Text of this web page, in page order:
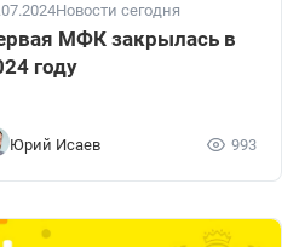
Новости сегодня
МФК закрылась в
году
Юрий Исаев 993